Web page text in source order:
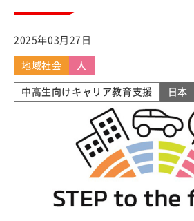
2025年03月27日
地域社会 人
中高生向けキャリア教育支援 日本